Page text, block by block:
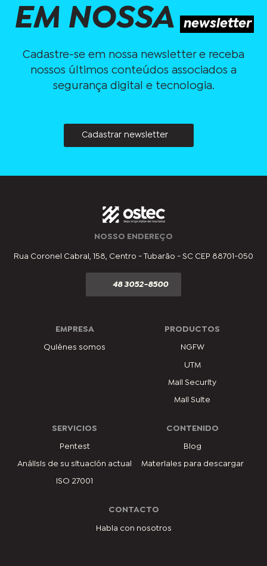
EM NOSSA newsletter
Cadastre-se em nossa newsletter e receba
nossos últimos conteúdos associados a
segurança digital e tecnologia.
Cadastrar newsletter
NOSSO ENDEREÇO
Rua Coronel Cabral, 158, Centro - Tubarão - SC CEP 88701-050
48 3052-8500
EMPRESA
Quiénes somos
PRODUCTOS
NGFW
UTM
Mail Security
Mail Suite
SERVICIOS
Pentest
Análisis de su situación actual
ISO 27001
CONTENIDO
Blog
Materiales para descargar
CONTACTO
Habla con nosotros